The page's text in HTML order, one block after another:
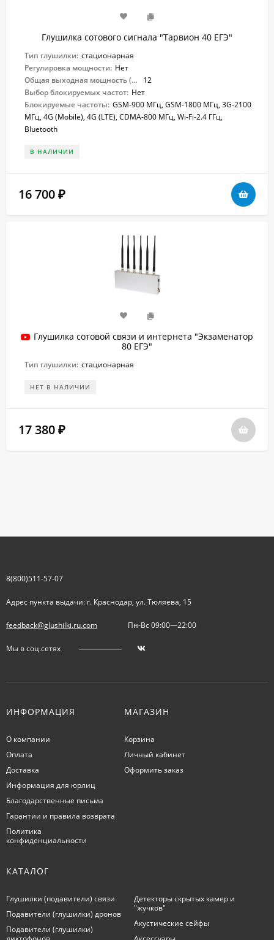
Глушилка сотового сигнала "Тарвион ​40 ЕГЭ"
Тип глушилки: стационарная
Регулировка мощности: Нет
Общая выходная мощность (Вт):
12
Выбор блокируемых частот: Нет
Блокируемые частоты: GSM-900 МГц, GSM-1800 МГц, 3G-2100
МГц, 4G (Mobile), 4G (LTE), CDMA-800 МГц, Wi-Fi-2.4 ГГц,
Bluetooth
В НАЛИЧИИ
16 700 ₽
Глушилка сотовой связи и интернета "Экзаменатор
80 ЕГЭ"
Тип глушилки: стационарная
НЕТ В НАЛИЧИИ
17 380 ₽
8(800)511-57-07
Адрес пункта выдачи: г. Краснодар, ул. Тюляева, 15
feedback@glushilki.ru.com Пн-Вс 09:00—22:00
Мы в соц.сетях
ИНФОРМАЦИЯ
О компании
Оплата
Доставка
Информация для юрлиц
Благодарственные письма
Гарантии и правила возврата
Политика
конфиденциальности
МАГАЗИН
Корзина
Личный кабинет
Оформить заказ
КАТАЛОГ
Глушилки (подавители) связи
Подавители (глушилки) дронов
Подавители (глушилки)
Детекторы скрытых камер и
"жучков"
Акустические сейфы